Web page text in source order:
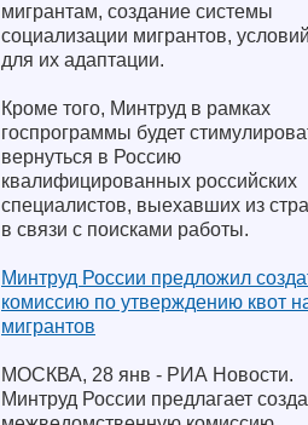
мигрантам, создание системы
социализации мигрантов,
для их адаптации.
Кроме того, Минтруд в рамках
госпрограммы будет
вернуться в Россию
квалифицированных российских
специалистов, выехавших из
в связи с поисками работы.
Минтруд России предложил
комиссию по утверждению квот
мигрантов
МОСКВА, 28 янв - РИА Новости.
Минтруд России предлагает